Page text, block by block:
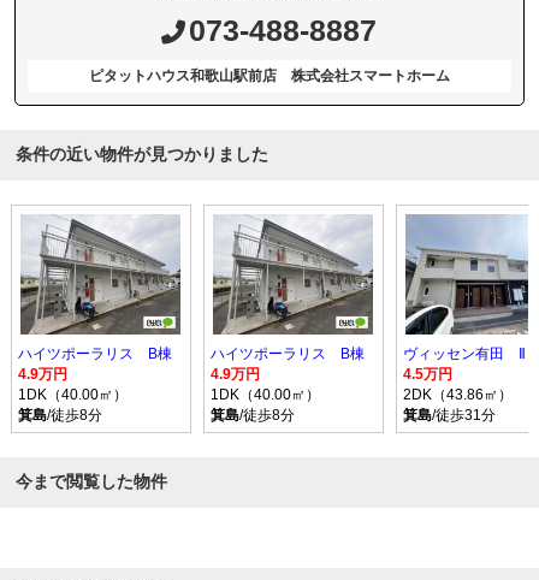
073-488-8887
ピタットハウス和歌山駅前店 株式会社スマートホーム
条件の近い物件が見つかりました
ハイツポーラリス B棟
4.9万円
1DK（40.00㎡）
箕島/徒歩8分
ハイツポーラリス B棟
4.9万円
1DK（40.00㎡）
箕島/徒歩8分
ヴィッセン有田 Ⅱ
4.5万円
2DK（43.86㎡）
箕島/徒歩31分
今まで閲覧した物件